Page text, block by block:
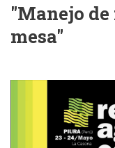
"Manejo de
mesa"